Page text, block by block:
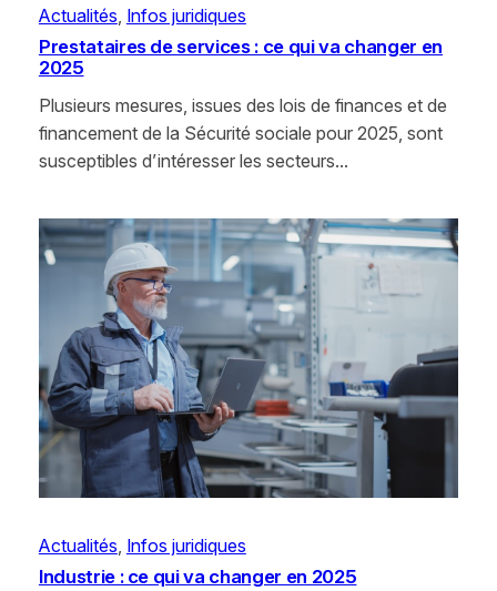
Actualités, Infos juridiques
Prestataires de services : ce qui va changer en
2025
Plusieurs mesures, issues des lois de finances et de
financement de la Sécurité sociale pour 2025, sont
susceptibles d’intéresser les secteurs…
Actualités, Infos juridiques
Industrie : ce qui va changer en 2025